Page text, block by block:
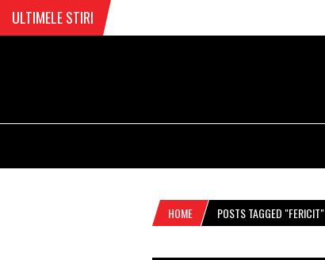
ULTIMELE STIRI
HOME POSTS TAGGED "FERICIT"